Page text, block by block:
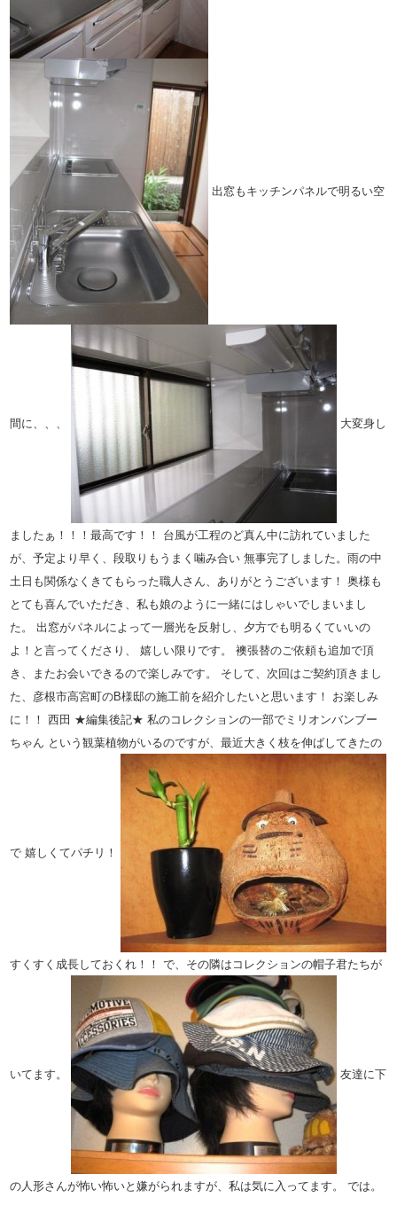
出窓もキッチンパネルで明るい空
間に、、、 大変身し
ましたぁ！！！最高です！！ 台風が工程のど真ん中に訪れていました
が、予定より早く、段取りもうまく噛み合い 無事完了しました。雨の中
土日も関係なくきてもらった職人さん、ありがとうございます！奥様も
とても喜んでいただき、私も娘のように一緒にはしゃいでしまいまし
た。 出窓がパネルによって一層光を反射し、夕方でも明るくていいの
よ！と言ってくださり、 嬉しい限りです。 襖張替のご依頼も追加で頂
き、またお会いできるので楽しみです。 そして、次回はご契約頂きまし
た、彦根市高宮町のB様邸の施工前を紹介したいと思います！ お楽しみ
に！！ 西田 ★編集後記★ 私のコレクションの一部でミリオンバンブー
ちゃん という観葉植物がいるのですが、最近大きく枝を伸ばしてきたの
で 嬉しくてパチリ！
すくすく成長しておくれ！！ で、その隣はコレクションの帽子君たちが
いてます。 友達に下
の人形さんが怖い怖いと嫌がられますが、私は気に入ってます。 では。